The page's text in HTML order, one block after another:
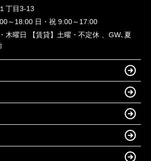
丁目3-13
～18:00 日・祝 9:00～17:00
木曜日 【賃貸】土曜・不定休 、GW､夏